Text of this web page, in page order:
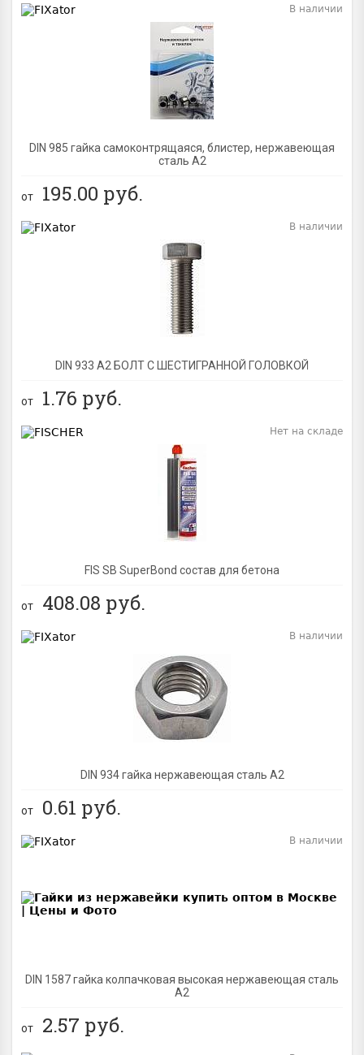
DIN 985 гайка самоконтрящаяся, блистер, нержавеющая
сталь A2
В наличии
от 195.00 руб.
DIN 933 А2 БОЛТ С ШЕСТИГРАННОЙ ГОЛОВКОЙ
В наличии
от 1.76 руб.
FIS SB SuperBond состав для бетона
Нет на складе
от 408.08 руб.
DIN 934 гайка нержавеющая сталь A2
В наличии
от 0.61 руб.
DIN 1587 гайка колпачковая высокая нержавеющая сталь
А2
В наличии
от 2.57 руб.